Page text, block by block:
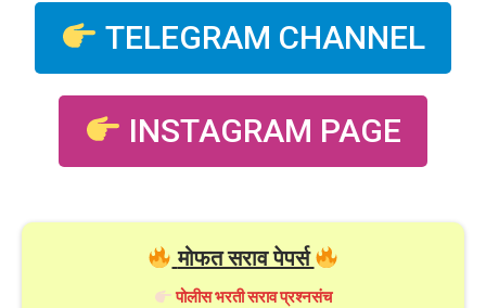
TELEGRAM CHANNEL
INSTAGRAM PAGE
मोफत सराव पेपर्स
पोलीस भरती सराव प्रश्नसंच